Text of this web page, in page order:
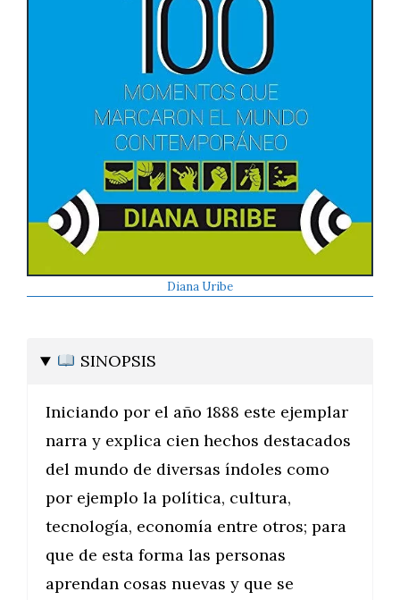
Diana Uribe
SINOPSIS
Iniciando por el año 1888 este ejemplar
narra y explica cien hechos destacados
del mundo de diversas índoles como
por ejemplo la política, cultura,
tecnología, economía entre otros; para
que de esta forma las personas
aprendan cosas nuevas y que se